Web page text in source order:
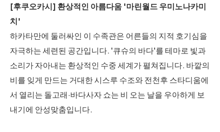
[후쿠오카시] 환상적인 아름다움 '마린월드 우미노나카미
치'
하카타만에 둘러싸인 이 수족관은 어른들의 지적 호기심을
자극하는 세련된 공간입니다. '큐슈의 바다'를 테마로 빛과
소리가 자아내는 환상적인 수중 세계가 펼쳐집니다. 바깥의
비를 잊게 만드는 거대한 시스루 수조와 전천후 스타디움에
서 열리는 돌고래·바다사자 쇼는 비 오는 날을 우아하게 보
내기에 안성맞춤입니다.